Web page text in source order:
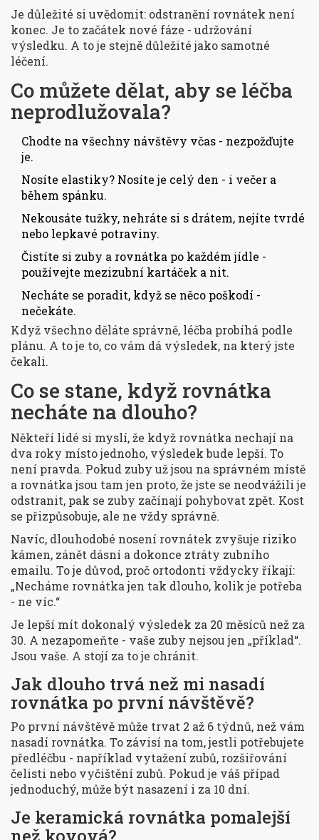
Je důležité si uvědomit: odstranění rovnátek není
konec. Je to začátek nové fáze - udržování
výsledku. A to je stejně důležité jako samotné
léčení.
Co můžete dělat, aby se léčba
neprodlužovala?
Chodte na všechny návštěvy včas - nezpožďujte
je.
Nosíte elastiky? Nosíte je celý den - i večer a
během spánku.
Nekousáte tužky, nehráte si s drátem, nejíte tvrdé
nebo lepkavé potraviny.
Čistíte si zuby a rovnátka po každém jídle -
používejte mezizubní kartáček a nit.
Necháte se poradit, když se něco poškodí -
nečekáte.
Když všechno děláte správně, léčba probíhá podle
plánu. A to je to, co vám dá výsledek, na který jste
čekali.
Co se stane, když rovnátka
necháte na dlouho?
Někteří lidé si myslí, že když rovnátka nechají na
dva roky místo jednoho, výsledek bude lepší. To
není pravda. Pokud zuby už jsou na správném místě
a rovnátka jsou tam jen proto, že jste se neodvážili je
odstranit, pak se zuby začínají pohybovat zpět. Kost
se přizpůsobuje, ale ne vždy správně.
Navíc, dlouhodobé nosení rovnátek zvyšuje riziko
kámen, zánět dásní a dokonce ztráty zubního
emailu. To je důvod, proč ortodonti vždycky říkají:
„Necháme rovnátka jen tak dlouho, kolik je potřeba
- ne víc.“
Je lepší mít dokonalý výsledek za 20 měsíců než za
30. A nezapomeňte - vaše zuby nejsou jen „příklad“.
Jsou vaše. A stojí za to je chránit.
Jak dlouho trvá než mi nasadí
rovnátka po první návštěvě?
Po první návštěvě může trvat 2 až 6 týdnů, než vám
nasadí rovnátka. To závisí na tom, jestli potřebujete
předléčbu - například vytažení zubů, rozšiřování
čelisti nebo vyčištění zubů. Pokud je váš případ
jednoduchý, může být nasazení i za 10 dní.
Je keramická rovnátka pomalejší